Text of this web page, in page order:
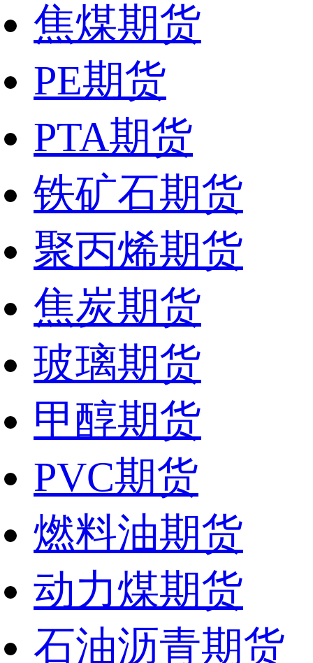
焦煤期货
PE期货
PTA期货
铁矿石期货
聚丙烯期货
焦炭期货
玻璃期货
甲醇期货
PVC期货
燃料油期货
动力煤期货
石油沥青期货